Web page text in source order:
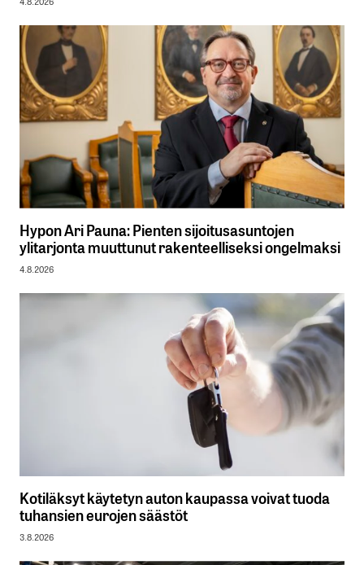
Hypon Ari Pauna: Pienten sijoitusasuntojen
ylitarjonta muuttunut rakenteelliseksi ongelmaksi
4.8.2026
Kotiläksyt käytetyn auton kaupassa voivat tuoda
tuhansien eurojen säästöt
3.8.2026